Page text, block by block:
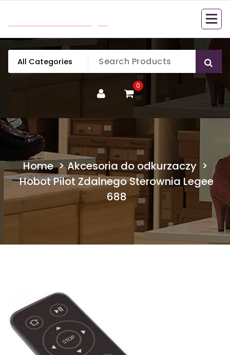
content
0
Home>Akcesoria do odkurzaczy>
Hobot Pilot Zdalnego Sterownia Legee
688